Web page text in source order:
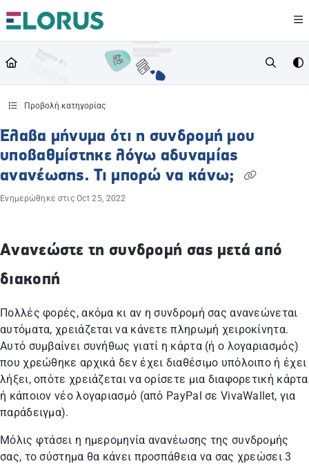
Documentation Index
Use this file to discover all available pages before exploring further.
Προβολή κατηγορίας
Έλαβα μήνυμα ότι η συνδρομή μου
υποβαθμίστηκε λόγω αδυναμίας
ανανέωσης. Τι μπορώ να κάνω;
Ενημερώθηκε στιςOct 25, 2022
Ανανεώστε τη συνδρομή σας μετά από
διακοπή
Πολλές φορές, ακόμα κι αν η συνδρομή σας ανανεώνεται
αυτόματα, χρειάζεται να κάνετε πληρωμή χειροκίνητα.
Αυτό συμβαίνει συνήθως γιατί η κάρτα (ή ο λογαριασμός)
που χρεώθηκε αρχικά δεν έχει διαθέσιμο υπόλοιπο ή έχει
λήξει, οπότε χρειάζεται να ορίσετε μια διαφορετική κάρτα
ή κάποιον νέο λογαριασμό (από PayPal σε VivaWallet, για
παράδειγμα).
Μόλις φτάσει η ημερομηνία ανανέωσης της συνδρομής
σας, το σύστημα θα κάνει προσπάθεια να σας χρεώσει 3